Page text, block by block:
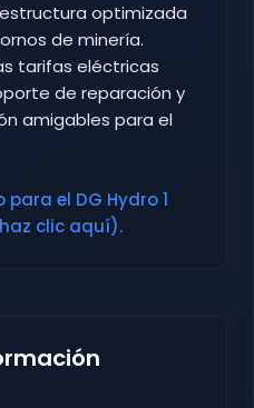
optimizada
de minería.
tarifas eléctricas
de reparación y
amigables para el
el DG Hydro 1
clic aquí).